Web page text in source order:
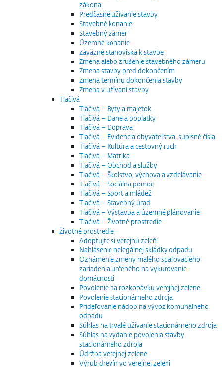
zákona
Predčasné užívanie stavby
Stavebné konanie
Stavebný zámer
Územné konanie
Záväzné stanoviská k stavbe
Zmena alebo zrušenie stavebného zámeru
Zmena stavby pred dokončením
Zmena termínu dokončenia stavby
Zmena v užívaní stavby
Tlačivá
Tlačivá – Byty a majetok
Tlačivá – Dane a poplatky
Tlačivá – Doprava
Tlačivá – Evidencia obyvateľstva, súpisné čísla
Tlačivá – Kultúra a cestovný ruch
Tlačivá – Matrika
Tlačivá – Obchod a služby
Tlačivá – Školstvo, výchova a vzdelávanie
Tlačivá – Sociálna pomoc
Tlačivá – Šport a mládež
Tlačivá – Stavebný úrad
Tlačivá – Výstavba a územné plánovanie
Tlačivá – Životné prostredie
Životné prostredie
Adoptujte si verejnú zeleň
Nahlásenie nelegálnej skládky odpadu
Oznámenie zmeny malého spaľovacieho
zariadenia určeného na vykurovanie
domácnosti
Povolenie na rozkopávku verejnej zelene
Povolenie stacionárneho zdroja
Prideľovanie nádob na vývoz komunálneho
odpadu
Súhlas na trvalé užívanie stacionárneho zdroja
Súhlas na vydanie povolenia stavby
stacionárneho zdroja
Údržba verejnej zelene
Výrub drevín vo verejnej zeleni